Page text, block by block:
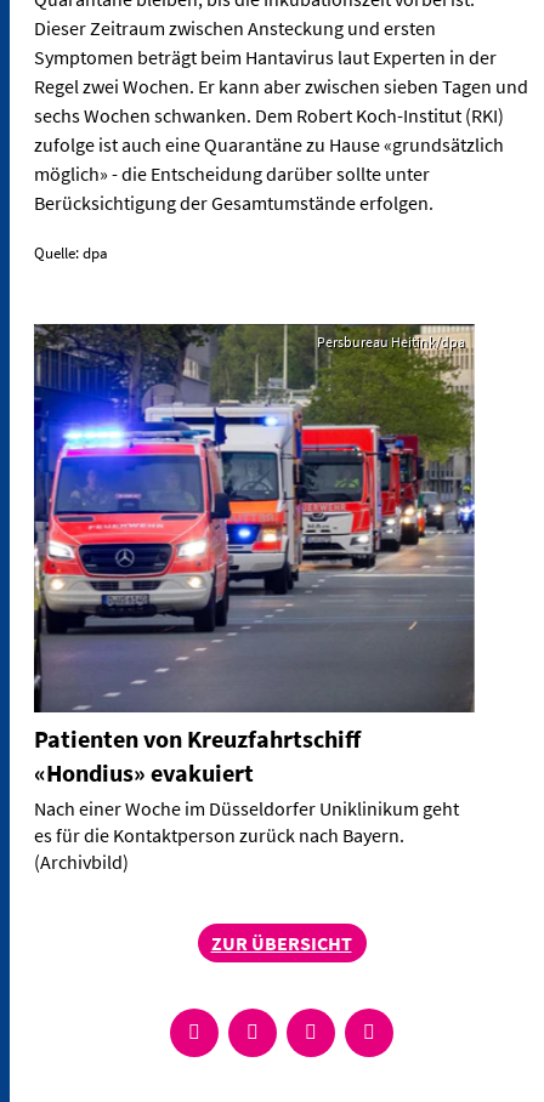
Dieser Zeitraum zwischen Ansteckung und ersten
Symptomen beträgt beim Hantavirus laut Experten in der
Regel zwei Wochen. Er kann aber zwischen sieben Tagen und
sechs Wochen schwanken. Dem Robert Koch-Institut (RKI)
zufolge ist auch eine Quarantäne zu Hause «grundsätzlich
möglich» - die Entscheidung darüber sollte unter
Berücksichtigung der Gesamtumstände erfolgen.
Quelle: dpa
Persbureau Heitink/dpa
Patienten von Kreuzfahrtschiff
«Hondius» evakuiert
Nach einer Woche im Düsseldorfer Uniklinikum geht
es für die Kontaktperson zurück nach Bayern.
(Archivbild)
ZUR ÜBERSICHT